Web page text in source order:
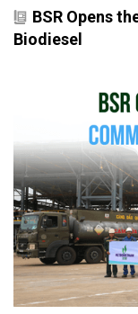
BSR Opens
Biodiesel